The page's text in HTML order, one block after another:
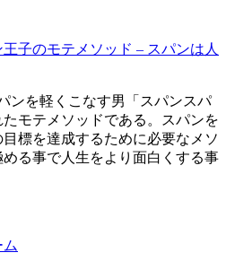
子のモテメソッド – スパンは人
ンを軽くこなす男「スパンスパ
モテメソッドである。スパンを
標を達成するために必要なメソ
る事で人生をより面白くする事